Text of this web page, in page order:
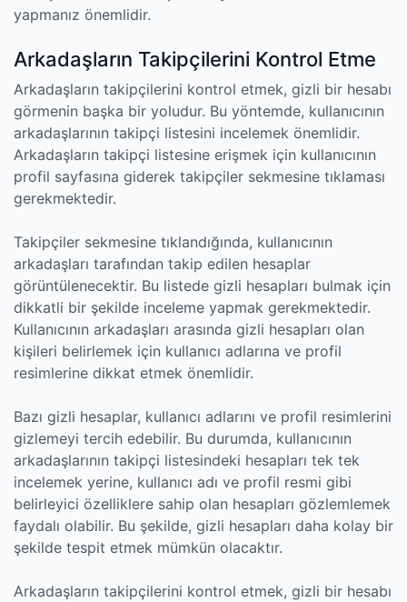
yapmanız önemlidir.
Arkadaşların Takipçilerini Kontrol Etme
Arkadaşların takipçilerini kontrol etmek, gizli bir hesabı
görmenin başka bir yoludur. Bu yöntemde, kullanıcının
arkadaşlarının takipçi listesini incelemek önemlidir.
Arkadaşların takipçi listesine erişmek için kullanıcının
profil sayfasına giderek takipçiler sekmesine tıklaması
gerekmektedir.
Takipçiler sekmesine tıklandığında, kullanıcının
arkadaşları tarafından takip edilen hesaplar
görüntülenecektir. Bu listede gizli hesapları bulmak için
dikkatli bir şekilde inceleme yapmak gerekmektedir.
Kullanıcının arkadaşları arasında gizli hesapları olan
kişileri belirlemek için kullanıcı adlarına ve profil
resimlerine dikkat etmek önemlidir.
Bazı gizli hesaplar, kullanıcı adlarını ve profil resimlerini
gizlemeyi tercih edebilir. Bu durumda, kullanıcının
arkadaşlarının takipçi listesindeki hesapları tek tek
incelemek yerine, kullanıcı adı ve profil resmi gibi
belirleyici özelliklere sahip olan hesapları gözlemlemek
faydalı olabilir. Bu şekilde, gizli hesapları daha kolay bir
şekilde tespit etmek mümkün olacaktır.
Arkadaşların takipçilerini kontrol etmek, gizli bir hesabı